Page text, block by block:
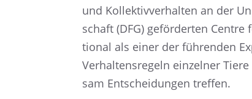
und Kollek­tiv­ver­hal­ten an der
schaft (DFG) geför­der­ten
tio­nal als einer der führen­den
Verhal­tens­re­geln einzel­ner
sam Entschei­dun­gen treffen.